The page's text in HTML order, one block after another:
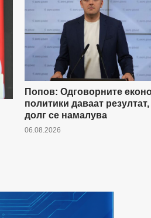
Попов: Одговорните
политики даваат резултат,
долг се намалува
06.08.2026